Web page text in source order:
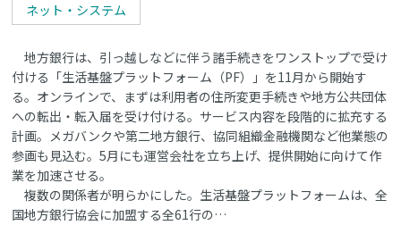
ネット・システム
地方銀行は、引っ越しなどに伴う諸手続きをワンストップで受け
付ける「生活基盤プラットフォーム（PF）」を11月から開始す
る。オンラインで、まずは利用者の住所変更手続きや地方公共団体
への転出・転入届を受け付ける。サービス内容を段階的に拡充する
計画。メガバンクや第二地方銀行、協同組織金融機関など他業態の
参画も見込む。5月にも運営会社を立ち上げ、提供開始に向けて作
業を加速させる。
複数の関係者が明らかにした。生活基盤プラットフォームは、全
国地方銀行協会に加盟する全61行の…